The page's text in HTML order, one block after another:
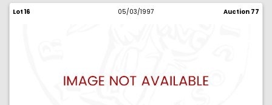
Lot 16 05/03/1997 Auction 77